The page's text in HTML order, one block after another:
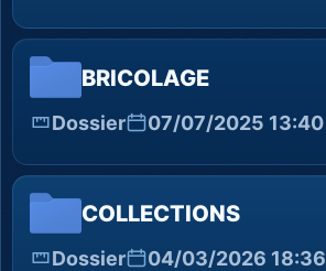
BRICOLAGE
Dossier 07/07/2025 13:40
COLLECTIONS
Dossier 04/03/2026 18:36